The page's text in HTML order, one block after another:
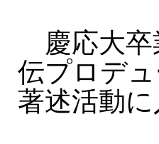
慶応大卒
伝プロデ
著述活動に